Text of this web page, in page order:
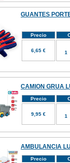
GUANTES
Precio
6,65 €
CAMION GRUA
Precio
9,95 €
AMBULANCIA
Precio